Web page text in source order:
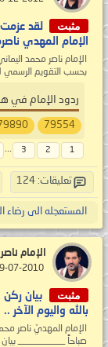
مثبت
لقد
الإمام المهدي
بحسب التقويم الرسمي لأمّ
ردود الإمام في
79554
1
2
3
...
تعليقات: 124
المستعجله الى رضاء
الإمام
مثبت
بيان
بالله واليوم الآخر ..
صباحاً __________